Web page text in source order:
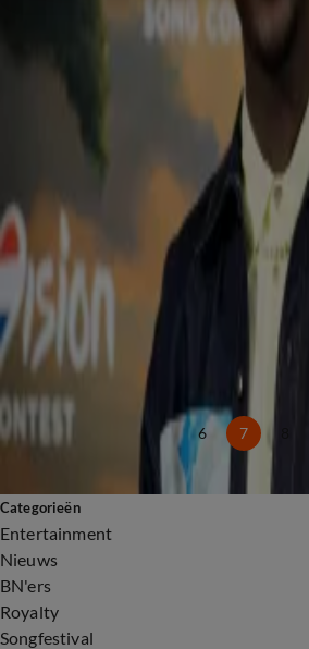
Claude verklapt wat hij gaat doen op Songfestival
Zó staat Claude er nu voor als
Dit zegt Claude over zijn optreden tijdens Eurovision in
Heftig nieuws over Zweedse songfestivalwinnaar Måns
18 mrt 2025, 19:17
Live-optreden Claude 'niet geheel live'
12 mrt 2025, 11:45
Grote mijlpaal voor Claude
5 mrt 2025, 09:10
Jongen die songfestivalnummer lekte deelt heftig nieuws
28 feb 2025, 18:58
6 7
Categorieën
Entertainment
Nieuws
BN'ers
Royalty
Songfestival